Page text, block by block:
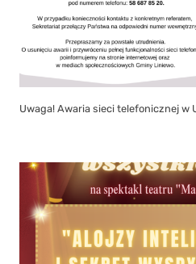
Uwaga! Awaria sieci telefonicznej w